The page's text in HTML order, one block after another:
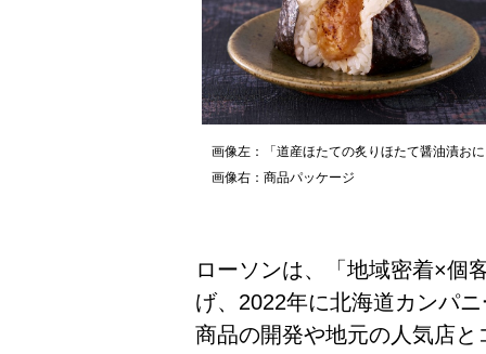
画像左：「道産ほたての炙りほたて醤油漬お
画像右：商品パッケージ
ローソンは、「地域密着×個
げ、2022年に北海道カンパ
商品の開発や地元の人気店